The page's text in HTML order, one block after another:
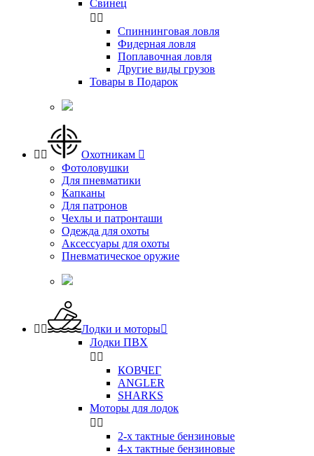
Свинец
 
Спиннинговая ловля
Фидерная ловля
Поплавочная ловля
Другие виды грузов
Товары в Подарок
  Охотникам 
Фотоловушки
Для пневматики
Капканы
Для патронов
Чехлы и патронташи
Одежда для охоты
Аксессуары для охоты
Пневматическое оружие
  Лодки и моторы
Лодки ПВХ
 
КОВЧЕГ
ANGLER
SHARKS
Моторы для лодок
 
2-х тактные бензиновые
4-х тактные бензиновые